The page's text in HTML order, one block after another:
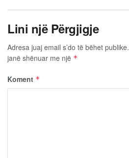
Lini një Përgjigje
Adresa juaj email s’do të bëhet publike.
janë shënuar me një *
Koment *